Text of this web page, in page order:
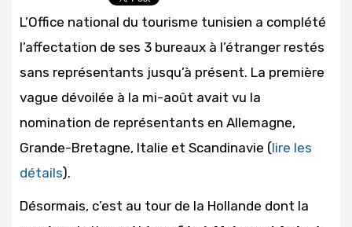
L’Office national du tourisme tunisien a complété
l’affectation de ses 3 bureaux à l’étranger restés
sans représentants jusqu’à présent. La première
vague dévoilée à la mi-août avait vu la
nomination de représentants en Allemagne,
Grande-Bretagne, Italie et Scandinavie (lire les
détails).
Désormais, c’est au tour de la Hollande dont la